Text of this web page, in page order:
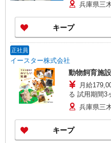
兵庫県三
キープ
正社員
イースター株式会社
動物飼育施
月給
る 試用期間
兵庫県三
キープ